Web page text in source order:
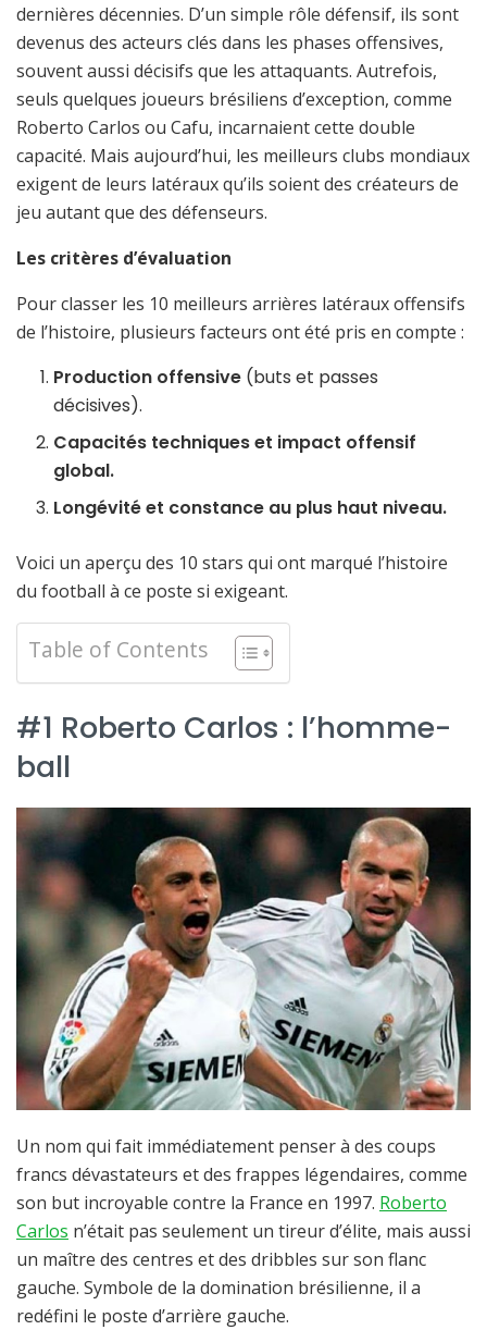
dernières décennies. D’un simple rôle défensif, ils sont
devenus des acteurs clés dans les phases offensives,
souvent aussi décisifs que les attaquants. Autrefois,
seuls quelques joueurs brésiliens d’exception, comme
Roberto Carlos ou Cafu, incarnaient cette double
capacité. Mais aujourd’hui, les meilleurs clubs mondiaux
exigent de leurs latéraux qu’ils soient des créateurs de
jeu autant que des défenseurs.
Les critères d’évaluation
Pour classer les 10 meilleurs arrières latéraux offensifs
de l’histoire, plusieurs facteurs ont été pris en compte :
Production offensive (buts et passes
décisives).
Capacités techniques et impact offensif
global.
Longévité et constance au plus haut niveau.
Voici un aperçu des 10 stars qui ont marqué l’histoire
du football à ce poste si exigeant.
Table of Contents
#1 Roberto Carlos : l’homme-
ball
Un nom qui fait immédiatement penser à des coups
francs dévastateurs et des frappes légendaires, comme
son but incroyable contre la France en 1997. Roberto
Carlos n’était pas seulement un tireur d’élite, mais aussi
un maître des centres et des dribbles sur son flanc
gauche. Symbole de la domination brésilienne, il a
redéfini le poste d’arrière gauche.